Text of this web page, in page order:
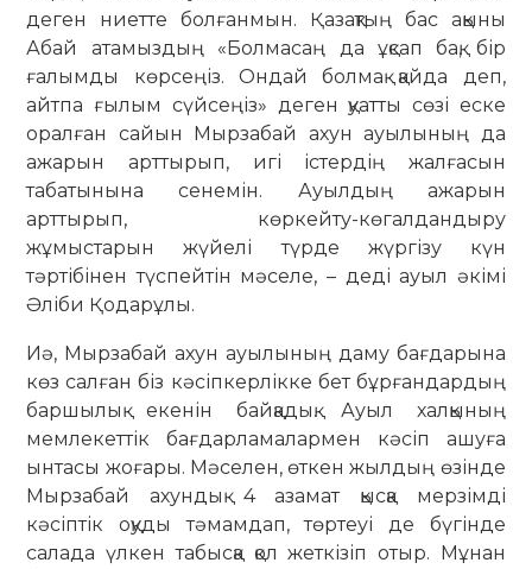
деген ниетте болғанмын. Қазақтың бас ақыны
Абай атамыздың «Болмасаң да ұқсап бақ, бір
ғалымды көрсеңіз. Ондай болмақ қайда деп,
айтпа ғылым сүйсеңіз» деген қуатты сөзі еске
оралған сайын Мырзабай ахун ауылының да
ажарын арттырып, игі істердің жалғасын
табатынына сенемін. Ауылдың ажарын
арттырып, көркейту-көгалдандыру
жұмыстарын жүйелі түрде жүргізу күн
тәртібінен түспейтін мәселе, – деді ауыл әкімі
Әліби Қодарұлы.
Иә, Мырзабай ахун ауылының даму бағдарына
көз салған біз кәсіпкерлікке бет бұрғандардың
баршылық екенін байқадық. Ауыл халқының
мемлекеттік бағдарламалармен кәсіп ашуға
ынтасы жоғары. Мәселен, өткен жылдың өзінде
Мырзабай ахундық 4 азамат қысқа мерзімді
кәсіптік оқуды тәмамдап, төртеуі де бүгінде
салада үлкен табысқа қол жеткізіп отыр. Мұнан